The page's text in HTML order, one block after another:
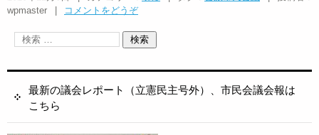
wpmaster
コメントをどうぞ
最新の議会レポート（立憲民主号外）、市民会議会報は
こちら